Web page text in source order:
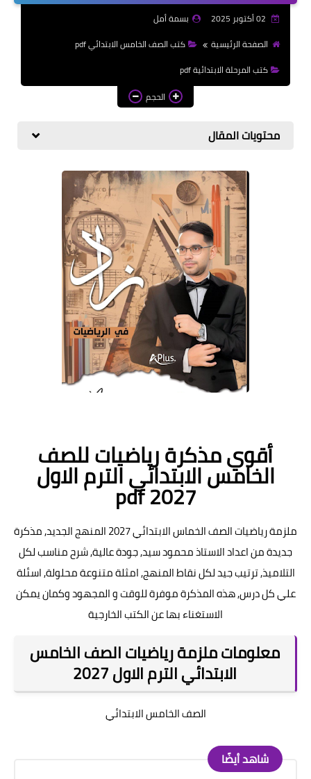
كتب المرحلة الابتدائي
بسمة أمل
الصفحة الرئيسية
كتب الصف الخامس الابتدائي pdf
كتب المرحلة الابتدائية pdf
الحجم
محتويات المقال
أقوي مذكرة رياضيات للصف
الخامس الابتدائي الترم الاول
2027 pdf
ملزمة رياضيات الصف الخماس الابتدائي 2027 المنهج الجديد, مذكرة
جديدة من اعداد الاستاذ محمود سيد, جودة عالية, شرح مناسب لكل
التلاميذ, ترتيب جيد لكل نقاط المنهج, امثلة متنوعة محلولة, اسئلة
علي كل درس, هذه المذكرة موفرة للوقت و المجهود وكمان يمكن
الاستغناء بها عن الكتب الخارجية
معلومات ملزمة رياضيات الصف الخامس
الابتدائي الترم الاول 2027
الصف الخامس الابتدائي
شاهد أيضًا